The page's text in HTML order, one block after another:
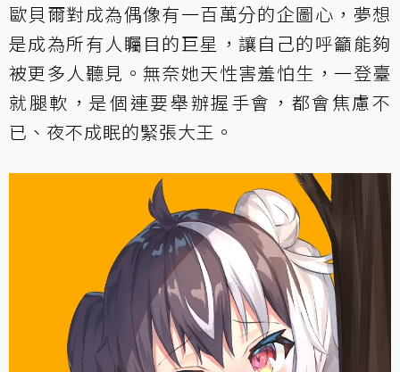
歐貝爾對成為偶像有一百萬分的企圖心，夢想
是成為所有人矚目的巨星，讓自己的呼籲能夠
被更多人聽見。無奈她天性害羞怕生，一登臺
就腿軟，是個連要舉辦握手會，都會焦慮不
已、夜不成眠的緊張大王。